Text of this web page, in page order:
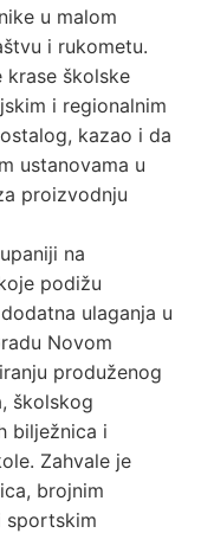
u malom
i rukometu.
krase školske
i regionalnim
kazao i da
ustanovama u
proizvodnju
na
podižu
ulaganja u
Novom
produženog
školskog
bilježnica i
Zahvale je
brojnim
sportskim